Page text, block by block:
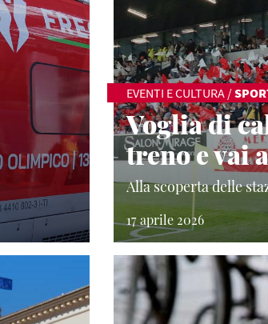
EVENTI E CULTURA /
Voglia di
treno e vai
Alla scoperta delle
17 aprile 2026